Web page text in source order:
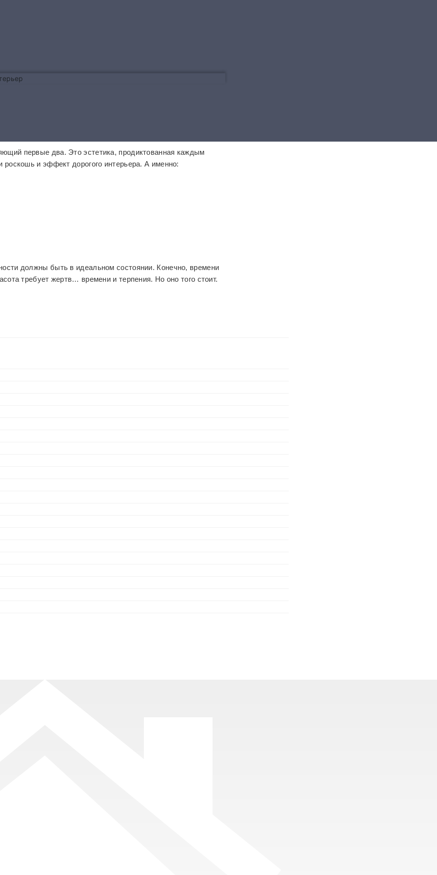
первые два. Это эстетика, продиктованная каждым
роскошь и эффект дорогого интерьера. А именно:
должны быть в идеальном состоянии. Конечно, времени
требует жертв… времени и терпения. Но оно того стоит.
Это ощущение праздника, снежной зимы, мороза, при
гирлянды, где весь новогодний декор создает уютную